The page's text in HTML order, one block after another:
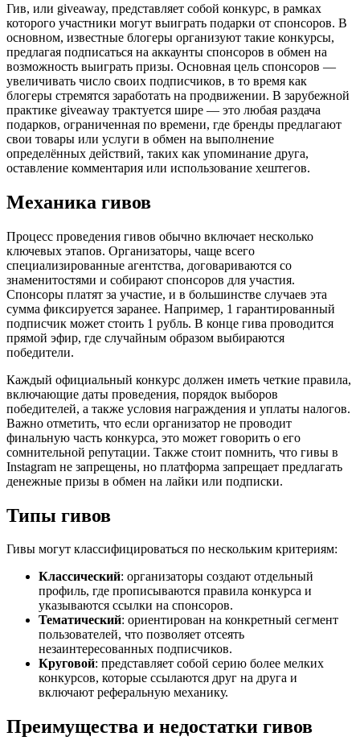
Гив, или giveaway, представляет собой конкурс, в рамках
которого участники могут выиграть подарки от спонсоров. В
основном, известные блогеры организуют такие конкурсы,
предлагая подписаться на аккаунты спонсоров в обмен на
возможность выиграть призы. Основная цель спонсоров —
увеличивать число своих подписчиков, в то время как
блогеры стремятся заработать на продвижении. В зарубежной
практике giveaway трактуется шире — это любая раздача
подарков, ограниченная по времени, где бренды предлагают
свои товары или услуги в обмен на выполнение
определённых действий, таких как упоминание друга,
оставление комментария или использование хештегов.
Механика гивов
Процесс проведения гивов обычно включает несколько
ключевых этапов. Организаторы, чаще всего
специализированные агентства, договариваются со
знаменитостями и собирают спонсоров для участия.
Спонсоры платят за участие, и в большинстве случаев эта
сумма фиксируется заранее. Например, 1 гарантированный
подписчик может стоить 1 рубль. В конце гива проводится
прямой эфир, где случайным образом выбираются
победители.
Каждый официальный конкурс должен иметь четкие правила,
включающие даты проведения, порядок выборов
победителей, а также условия награждения и уплаты налогов.
Важно отметить, что если организатор не проводит
финальную часть конкурса, это может говорить о его
сомнительной репутации. Также стоит помнить, что гивы в
Instagram не запрещены, но платформа запрещает предлагать
денежные призы в обмен на лайки или подписки.
Типы гивов
Гивы могут классифицироваться по нескольким критериям:
Классический: организаторы создают отдельный
профиль, где прописываются правила конкурса и
указываются ссылки на спонсоров.
Тематический: ориентирован на конкретный сегмент
пользователей, что позволяет отсеять
незаинтересованных подписчиков.
Круговой: представляет собой серию более мелких
конкурсов, которые ссылаются друг на друга и
включают реферальную механику.
Преимущества и недостатки гивов